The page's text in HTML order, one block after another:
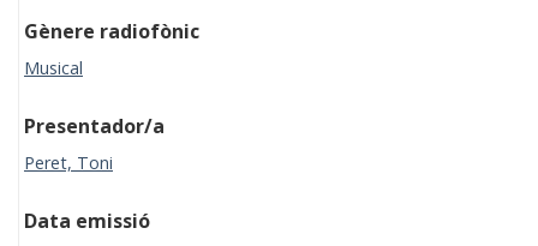
Gènere radiofònic
Musical
Presentador/a
Peret, Toni
Data emissió